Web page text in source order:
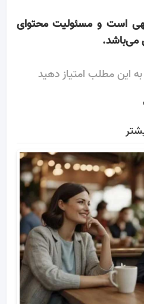
است و مسئولیت محتوای
می‌باشد.
به این مطلب امتیاز دهید